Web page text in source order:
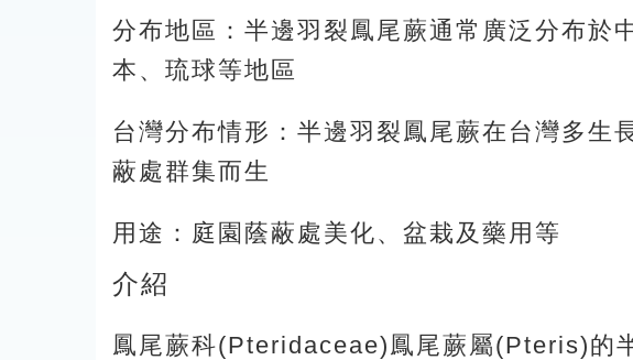
分布地區：半邊羽裂鳳尾蕨通常廣泛分布於
本、琉球等地區
台灣分布情形：半邊羽裂鳳尾蕨在台灣多生
蔽處群集而生
用途：庭園蔭蔽處美化、盆栽及藥用等
介紹
鳳尾蕨科(Pteridaceae)鳳尾蕨屬(Pteris)的